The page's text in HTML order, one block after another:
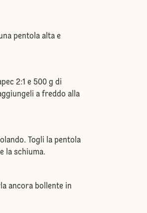
pentola alta e
2:1 e 500 g di
a freddo alla
Togli la pentola
la schiuma.
ancora bollente in